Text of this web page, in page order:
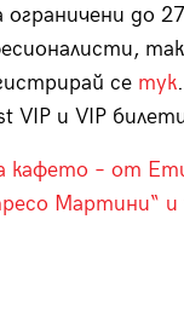
до
се тук
VIP и VIP
кафето – от
Мартини“